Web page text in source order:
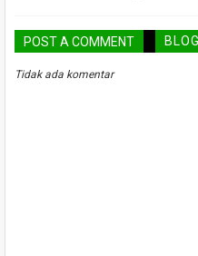
POST A COMMENT
Tidak ada komentar